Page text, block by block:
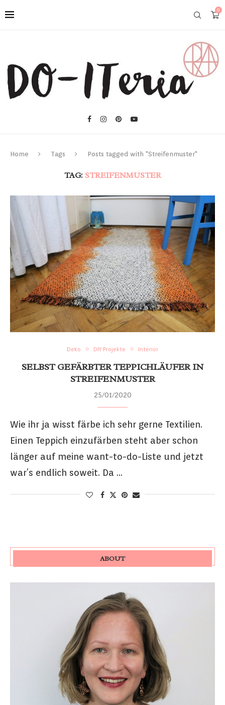
0
Home Tags Posts tagged with "Streifenmuster"
TAG: STREIFENMUSTER
Deko DIY Projekte Interior
SELBST GEFÄRBTER TEPPICHLÄUFER IN
STREIFENMUSTER
25/01/2020
Wie ihr ja wisst färbe ich sehr gerne Textilien.
Einen Teppich einzufärben steht aber schon
länger auf meine want-to-do-Liste und jetzt
war’s endlich soweit. Da …
ABOUT